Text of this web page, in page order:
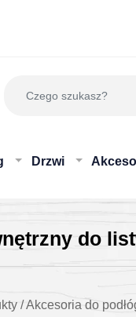
Drzwi
do
/Akcesoria do